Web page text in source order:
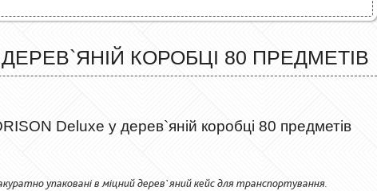
ДЕРЕВ`ЯНІЙ КОРОБЦІ 80 ПРЕДМЕТІВ
Deluxe у дерев`яній коробці 80 предметів
упаковані в міцний дерев`яний кейс для транспортування.